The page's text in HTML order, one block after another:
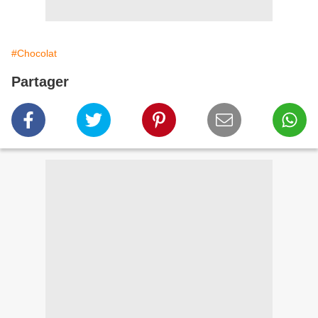
#Chocolat
Partager